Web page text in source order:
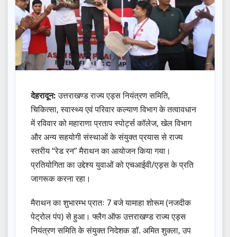
देहरादून:उत्तराखण्ड राज्य एड्स नियंत्रण समिति,
चिकित्सा, स्वास्थ्य एवं परिवार कल्याण विभाग के तत्वावधान
में रविवार को महाराणा प्रताप स्पोर्ट्स कॉलेज, खेल विभाग
और अन्य सहयोगी संस्थाओं के संयुक्त प्रयास से राज्य
स्तरीय ‘‘रेड रन’’ मैराथन का आयोजन किया गया।
प्रतियोगिता का उद्देश्य युवाओं को एचआईवी/एड्स के प्रति
जागरूक करना रहा।
मैराथन का शुभारम्भ प्रातः 7 बजे यामाहा शोरूम (नजदीक
पेट्रोल पंप) से हुआ। फ्लैग ऑफ उत्तराखण्ड राज्य एड्स
नियंत्रण समिति के संयुक्त निदेशक डॉ. अमित शुक्ला, उप